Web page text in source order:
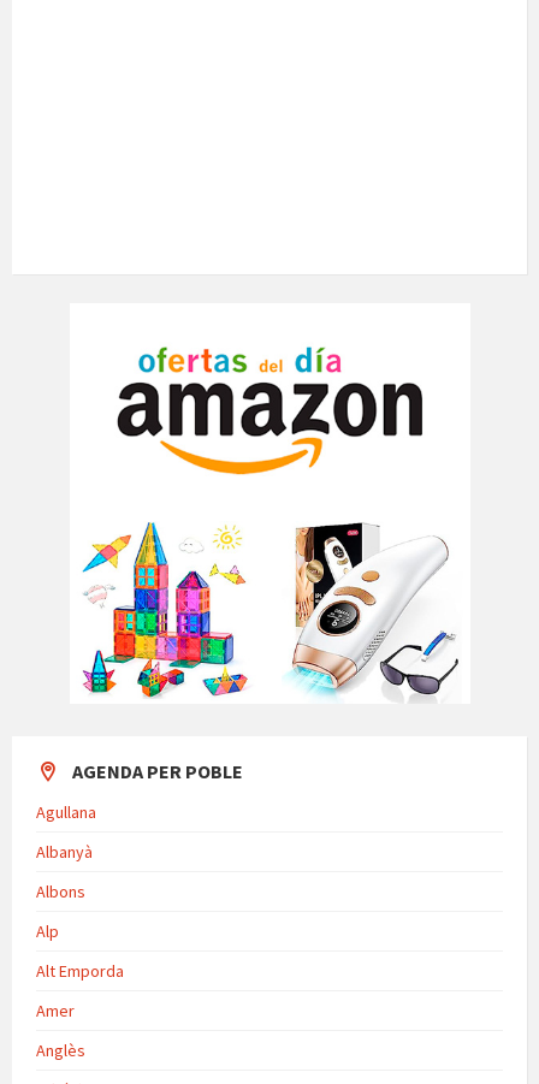
AGENDA PER POBLE
Agullana
Albanyà
Albons
Alp
Alt Emporda
Amer
Anglès